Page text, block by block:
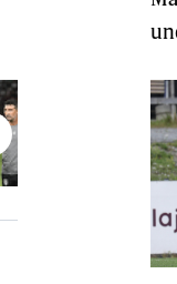
Antonio
CFR